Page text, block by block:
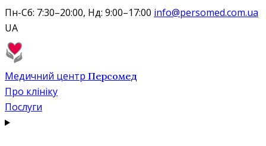
Пн-Сб: 7:30–20:00, Нд: 9:00–17:00 info@persomed.com.ua
UA
Медичний центр Персомед
Про клініку
Послуги